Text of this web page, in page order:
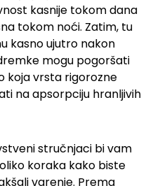
kasnije tokom dana
tokom noći. Zatim, tu
kasno ujutro nakon
mogu pogoršati
koja vrsta rigorozne
na apsorpciju hranljivih
stručnjaci bi vam
koraka kako biste
varenje. Prema